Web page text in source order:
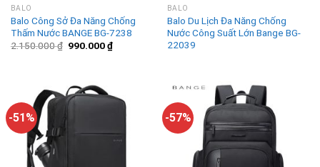
BALO
Balo Công Sở Đa Năng Chống
Thấm Nước BANGE BG-7238
2.150.000₫ 990.000₫
BALO
Balo Du Lịch Đa Năng Chống
Nước Công Suất Lớn Bange BG-
22039
-51% -57%